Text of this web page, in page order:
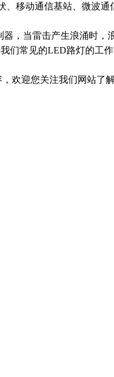
移动通信基站、微波
，当雷击产生浪涌时，
们常见的LED路灯的工
欢迎您关注我们网站了解